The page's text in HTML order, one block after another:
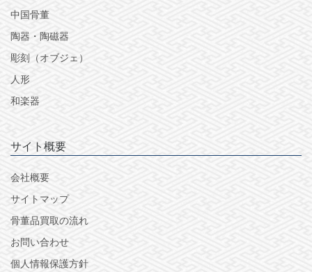
中国骨董
陶器・陶磁器
彫刻（オブジェ）
人形
和楽器
サイト概要
会社概要
サイトマップ
骨董品買取の流れ
お問い合わせ
個人情報保護方針